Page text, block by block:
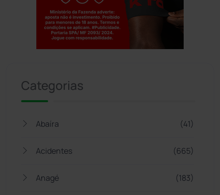
Categorias
Abaíra (41)
Acidentes (665)
Anagé (183)